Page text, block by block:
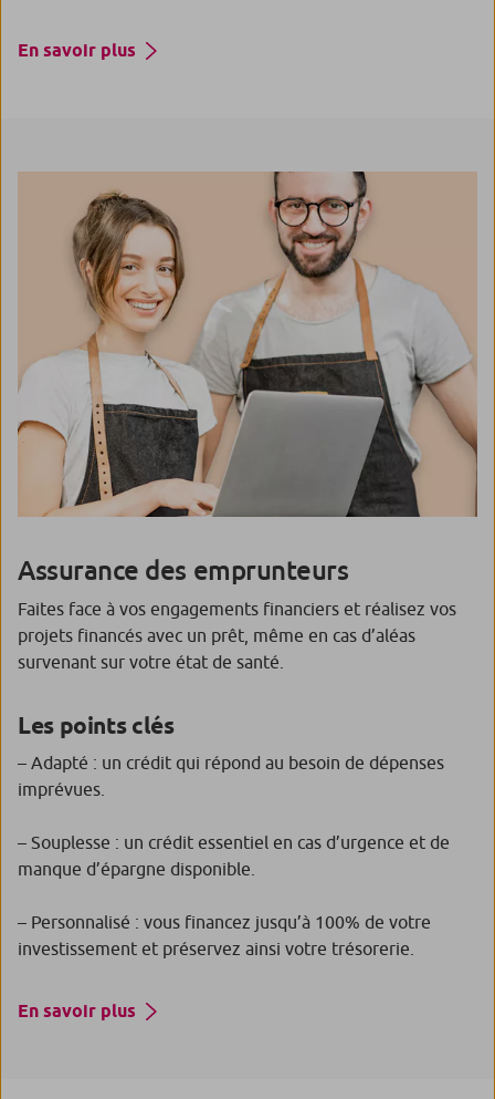
En savoir plus
Assurance des emprunteurs
Faites face à vos engagements financiers et réalisez vos
projets financés avec un prêt, même en cas d’aléas
survenant sur votre état de santé.
Les points clés
– Adapté : un crédit qui répond au besoin de dépenses
imprévues.
– Souplesse : un crédit essentiel en cas d’urgence et de
manque d’épargne disponible.
– Personnalisé : vous financez jusqu’à 100% de votre
investissement et préservez ainsi votre trésorerie.
En savoir plus